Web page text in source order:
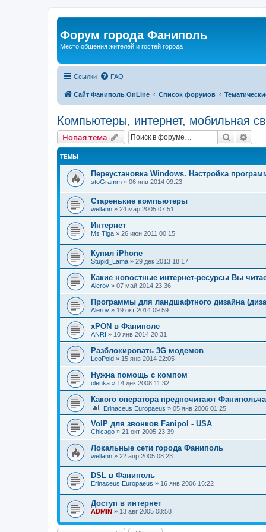
Форум города Фаниполь
Место общения жителей и гостей города
Ссылки FAQ
Сайт Фаниполь OnLine Список форумов
Компьютеры, интернет, мобильная
Новая тема Поиск
ТЕМЫ
Переустановка Windows. Настройка
stoGramm » 06 янв 2014 09:23
Старенькие компьютеры
wellann » 24 мар 2005 07:51
Интернет
Ms Tiga » 26 июн 2011 00:15
Купил iPhone
Stupid_Lama » 29 дек 2013 18:17
Какие новостные интернет-ресурсы Вы
Alerov » 07 май 2014 23:36
Программы для ландшафтного дизайна
Alerov » 19 окт 2014 09:59
xPON в Фаниполе
ANRI » 10 янв 2014 20:31
Разблокировать 3G модемов
LeoPold » 15 янв 2014 22:05
Нужна помощь с компом
olenka » 14 дек 2008 11:32
Какого оператора предпочитают
Erinaceus Europaeus » 05 янв 2006 01:25
VoIP для звонков Fanipol - USA
Chicago » 21 окт 2005 23:39
Локальные сети города Фаниполь
wellann » 22 апр 2005 08:23
DSL в Фаниполь
Erinaceus Europaeus » 16 янв 2006 16:22
Доступ в интернет
ADMIN » 13 авг 2005 08:58